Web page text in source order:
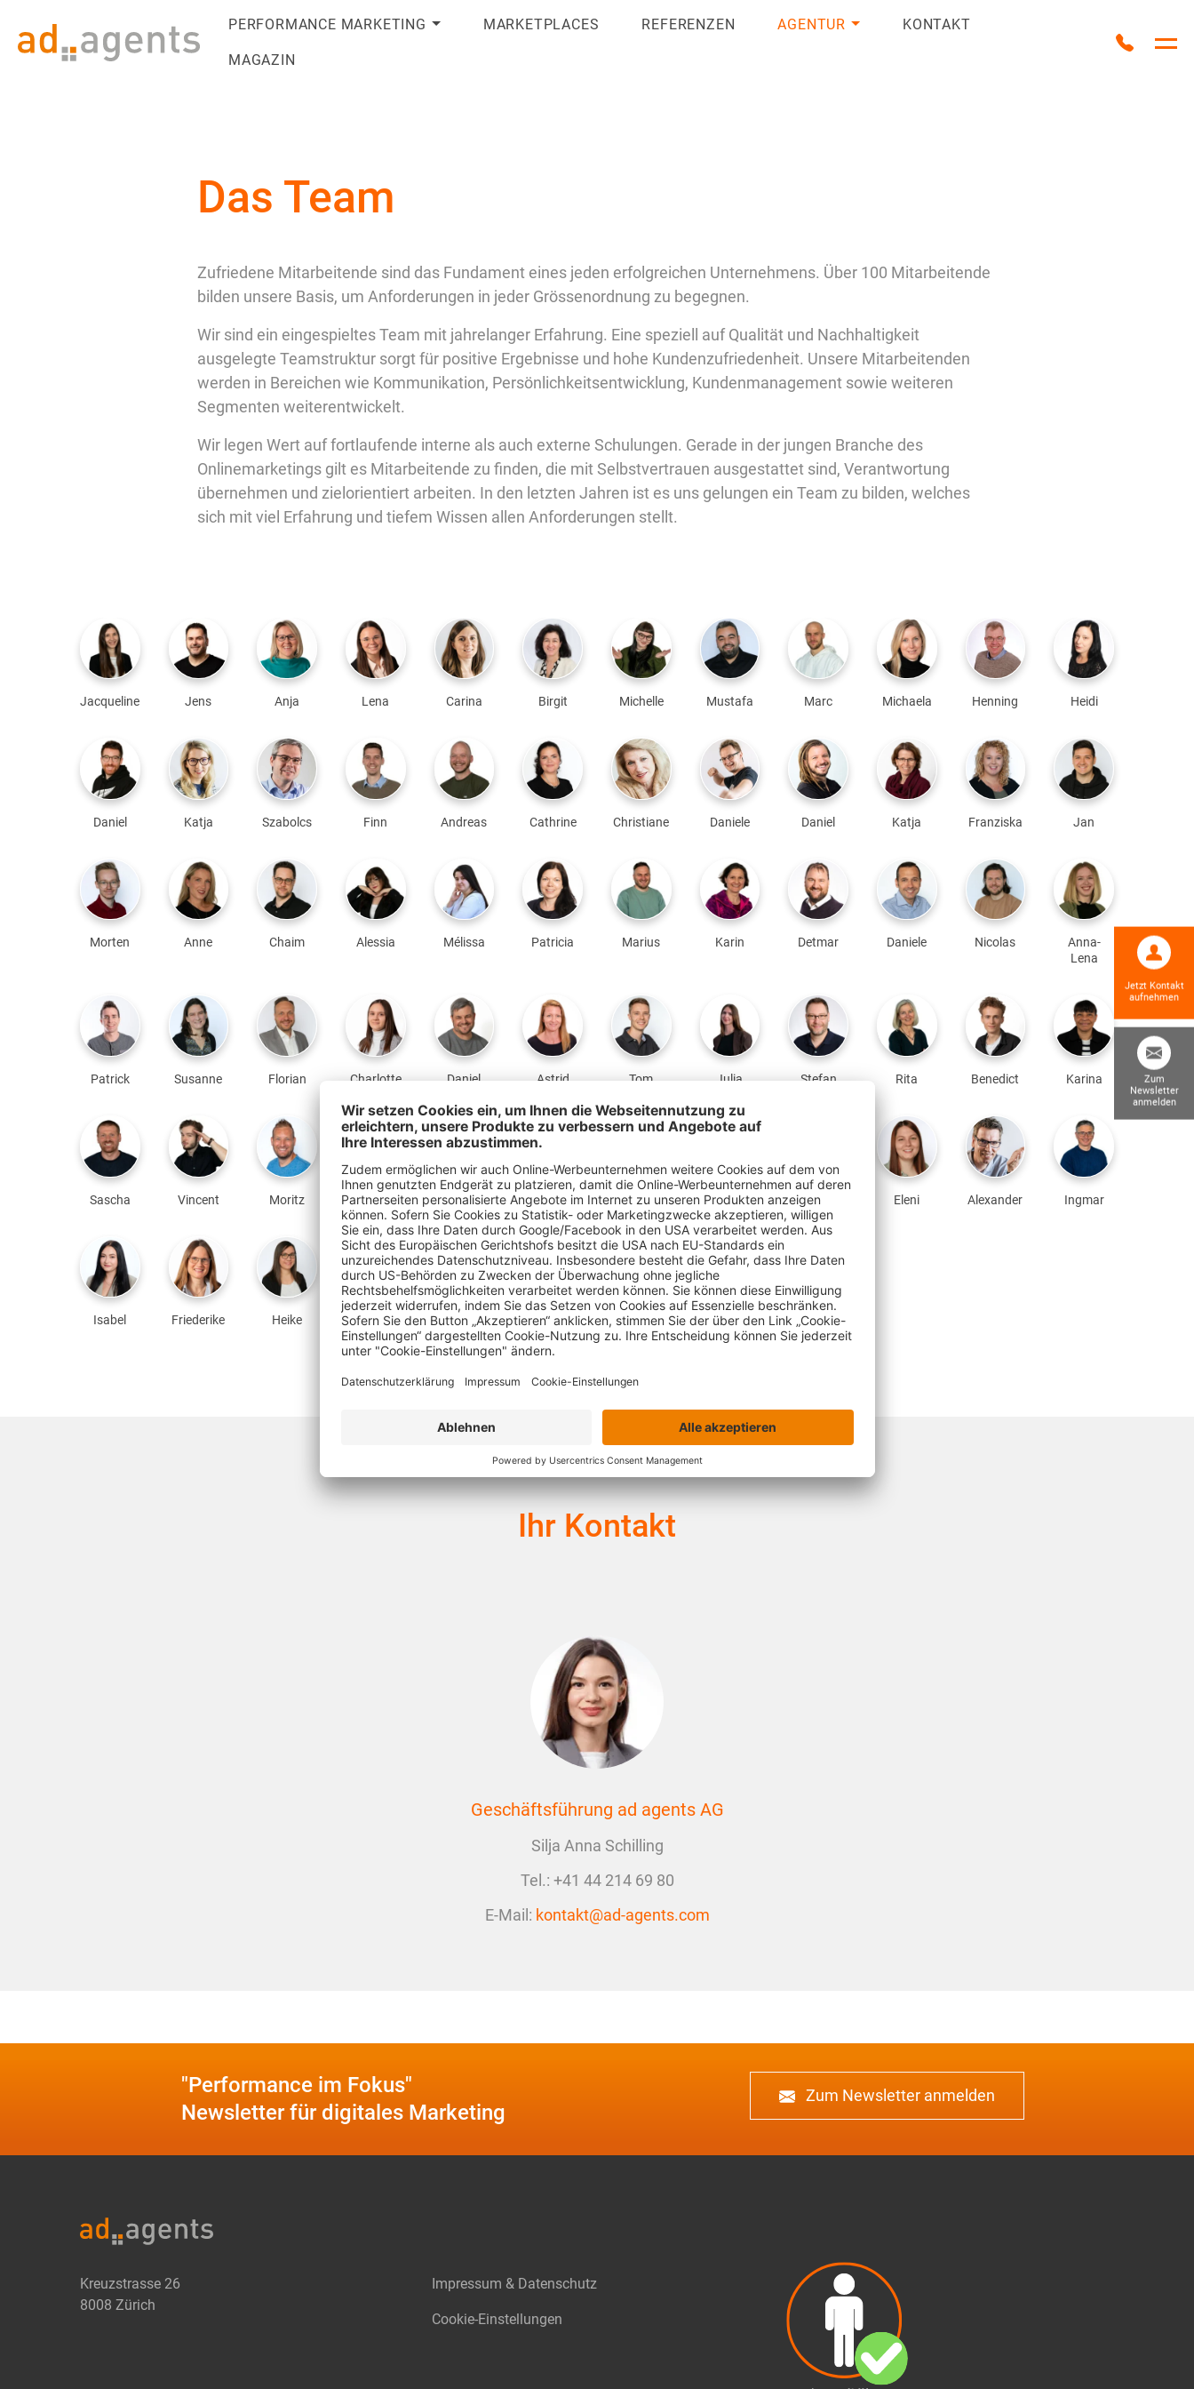
PERFORMANCE MARKETING
MARKETPLACES REFERENZEN AGENTUR KONTAKT
MAGAZIN
Jetzt Kontakt
aufnehmen
Zum
Newsletter
anmelden
Das Team
Zufriedene Mitarbeitende sind das Fundament eines jeden erfolgreichen Unternehmens. Über 100 Mitarbeitende
bilden unsere Basis, um Anforderungen in jeder Grössenordnung zu begegnen.
Wir sind ein eingespieltes Team mit jahrelanger Erfahrung. Eine speziell auf Qualität und Nachhaltigkeit
ausgelegte Teamstruktur sorgt für positive Ergebnisse und hohe Kundenzufriedenheit. Unsere Mitarbeitenden
werden in Bereichen wie Kommunikation, Persönlichkeitsentwicklung, Kundenmanagement sowie weiteren
Segmenten weiterentwickelt.
Wir legen Wert auf fortlaufende interne als auch externe Schulungen. Gerade in der jungen Branche des
Onlinemarketings gilt es Mitarbeitende zu finden, die mit Selbstvertrauen ausgestattet sind, Verantwortung
übernehmen und zielorientiert arbeiten. In den letzten Jahren ist es uns gelungen ein Team zu bilden, welches
sich mit viel Erfahrung und tiefem Wissen allen Anforderungen stellt.
Jacqueline Jens Anja Lena Carina Birgit Michelle Mustafa Marc Michaela Henning Heidi
Daniel Katja Szabolcs Finn Andreas Cathrine Christiane Daniele Daniel Katja Franziska Jan
Morten Anne Chaim Alessia Mélissa Patricia Marius Karin Detmar Daniele Nicolas
Anna-
Lena
Patrick Susanne Florian Charlotte Daniel Astrid Tom Julia Stefan Rita Benedict Karina
Sascha Vincent Moritz Martin Zena David Sarah Konstantin Lars Eleni Alexander Ingmar
Isabel Friederike Heike
Ihr Kontakt
Geschäftsführung ad agents AG
Silja Anna Schilling
Tel.: +41 44 214 69 80
E-Mail: kontakt@ad-agents.com
"Performance im Fokus"
Newsletter für digitales Marketing
Zum Newsletter anmelden
Kreuzstrasse 26
8008 Zürich
Impressum & Datenschutz
Cookie-Einstellungen